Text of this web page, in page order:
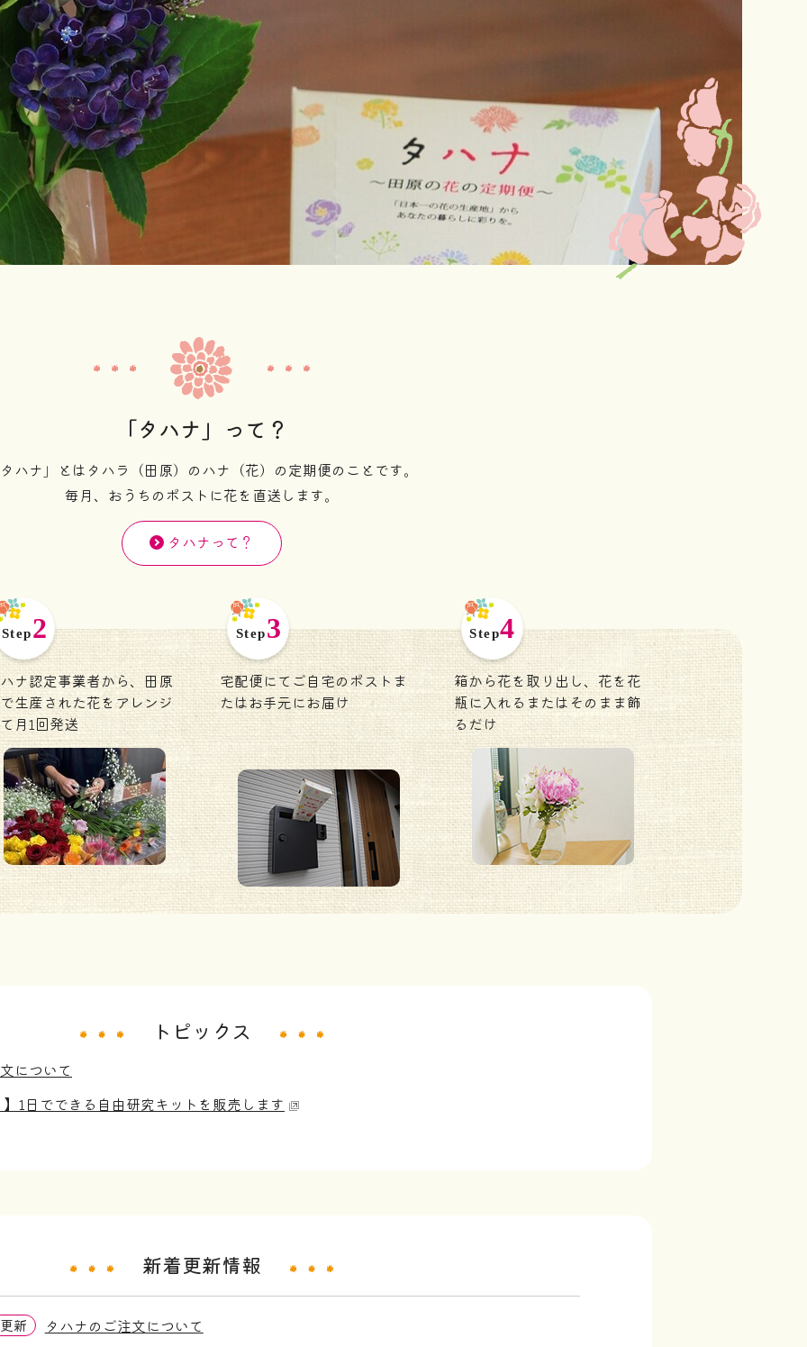
「タハナ」って？
タハナ」とはタハラ（田原）のハナ（花）の定期便のことです。
毎月、おうちのポストに花を直送します。
タハナって？
ナ認定事業者から、田原
生産された花をアレンジ
月1回発送
宅配便にてご自宅のポストま
たはお手元にお届け
箱から花を取り出し、花を花
瓶に入れるまたはそのまま飾
るだけ
トピックス
について
】1日でできる自由研究キットを販売します
新着更新情報
更新 タハナのご注文について